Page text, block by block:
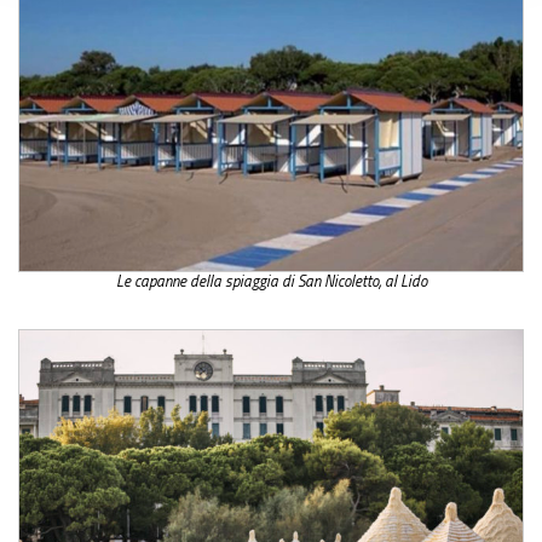
Le capanne della spiaggia di San Nicoletto, al Lido